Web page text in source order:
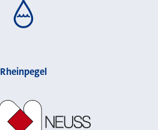
Rheinpegel